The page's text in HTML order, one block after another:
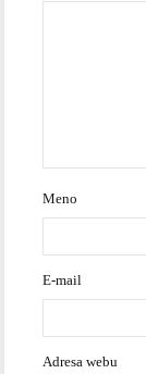
Meno
E-mail
Adresa webu